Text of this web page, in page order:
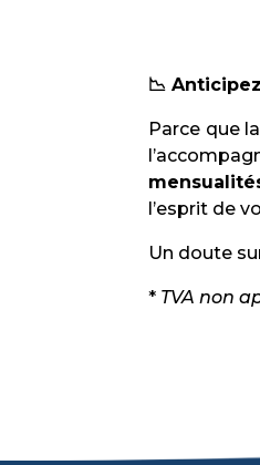
📉
Parce que
l’esprit de
Un doute
* TVA non